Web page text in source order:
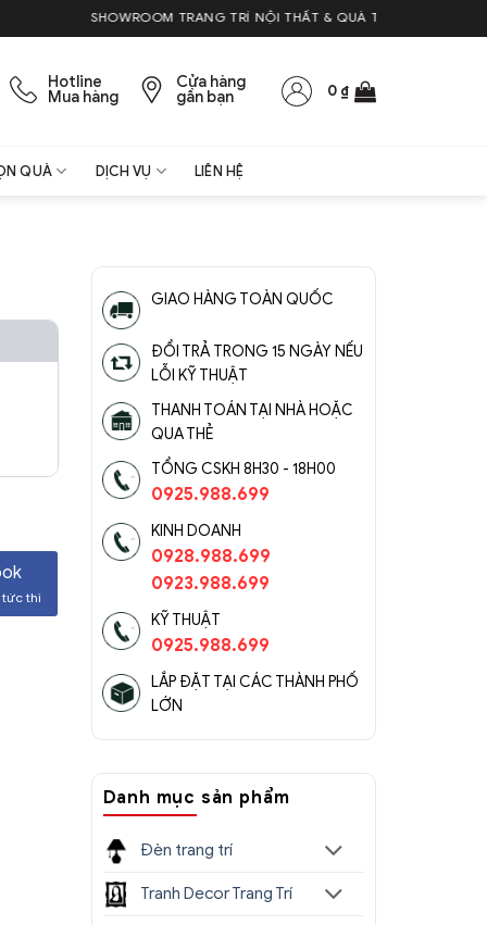
SHOWROOM TRANG TRÍ NỘI THẤT & QUÀ TẶNG
Hotline
Mua hàng
Cửa hàng
gần bạn 0 ₫
QUÀ DỊCH VỤ LIÊN HỆ
tức thì
GIAO HÀNG TOÀN QUỐC
ĐỔI TRẢ TRONG 15 NGÀY NẾU
LỖI KỸ THUẬT
THANH TOÁN TẠI NHÀ HOẶC
QUA THẺ
TỔNG CSKH 8H30 - 18H00
0925.988.699
KINH DOANH
0928.988.699
0923.988.699
KỸ THUẬT
0925.988.699
LẮP ĐẶT TẠI CÁC THÀNH PHỐ
LỚN
Danh mục sản phẩm
Đèn trang trí
Tranh Decor Trang Trí